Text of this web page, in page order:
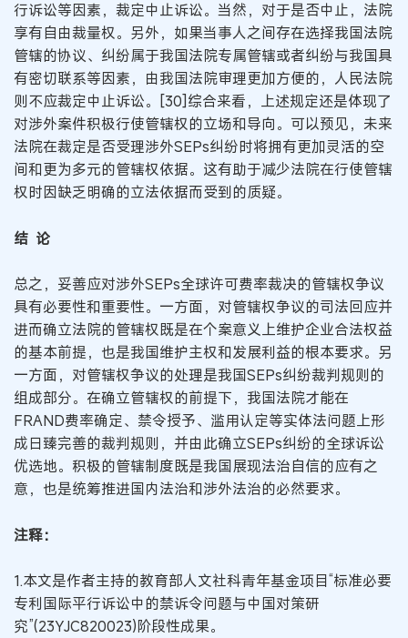
行诉讼等因素，裁定中止诉讼。当然，对于是否中止，法院
享有自由裁量权。另外，如果当事人之间存在选择我国法院
管辖的协议、纠纷属于我国法院专属管辖或者纠纷与我国具
有密切联系等因素，由我国法院审理更加方便的，人民法院
则不应裁定中止诉讼。[30]综合来看，上述规定还是体现了
对涉外案件积极行使管辖权的立场和导向。可以预见，未来
法院在裁定是否受理涉外SEPs纠纷时将拥有更加灵活的空
间和更为多元的管辖权依据。这有助于减少法院在行使管辖
权时因缺乏明确的立法依据而受到的质疑。
结 论
总之，妥善应对涉外SEPs全球许可费率裁决的管辖权争议
具有必要性和重要性。一方面，对管辖权争议的司法回应并
进而确立法院的管辖权既是在个案意义上维护企业合法权益
的基本前提，也是我国维护主权和发展利益的根本要求。另
一方面，对管辖权争议的处理是我国SEPs纠纷裁判规则的
组成部分。在确立管辖权的前提下，我国法院才能在
FRAND费率确定、禁令授予、滥用认定等实体法问题上形
成日臻完善的裁判规则，并由此确立SEPs纠纷的全球诉讼
优选地。积极的管辖制度既是我国展现法治自信的应有之
意，也是统筹推进国内法治和涉外法治的必然要求。
注释：
1.本文是作者主持的教育部人文社科青年基金项目“标准必要
专利国际平行诉讼中的禁诉令问题与中国对策研
究”(23YJC820023)阶段性成果。